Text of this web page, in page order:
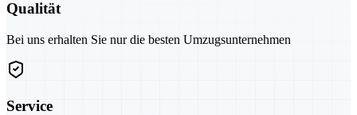
Qualität
Bei uns erhalten Sie nur die besten Umzugsunternehmen
Service